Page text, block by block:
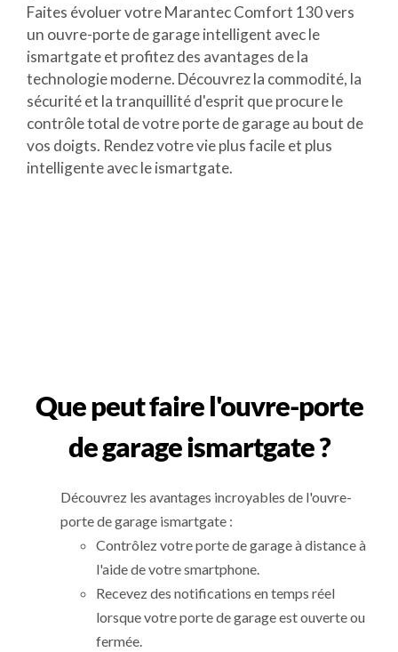
Faites évoluer votre Marantec Comfort 130 vers
un ouvre-porte de garage intelligent avec le
ismartgate et profitez des avantages de la
technologie moderne. Découvrez la commodité, la
sécurité et la tranquillité d'esprit que procure le
contrôle total de votre porte de garage au bout de
vos doigts. Rendez votre vie plus facile et plus
intelligente avec le ismartgate.
Que peut faire l'ouvre-porte
de garage ismartgate ?
Découvrez les avantages incroyables de l'ouvre-
porte de garage ismartgate :
Contrôlez votre porte de garage à distance à
l'aide de votre smartphone.
Recevez des notifications en temps réel
lorsque votre porte de garage est ouverte ou
fermée.